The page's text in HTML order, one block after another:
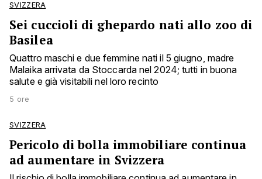
SVIZZERA
Sei cuccioli di ghepardo nati allo zoo di
Basilea
Quattro maschi e due femmine nati il 5 giugno, madre
Malaika arrivata da Stoccarda nel 2024; tutti in buona
salute e già visitabili nel loro recinto
5 ore
SVIZZERA
Pericolo di bolla immobiliare continua
ad aumentare in Svizzera